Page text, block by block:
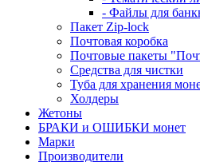
- Файлы для
Пакет Zip-lock
Почтовая коробка
Почтовые пакеты
Средства для чистки
Туба для хранения
Холдеры
Жетоны
БРАКИ и ОШИБКИ монет
Марки
Производители